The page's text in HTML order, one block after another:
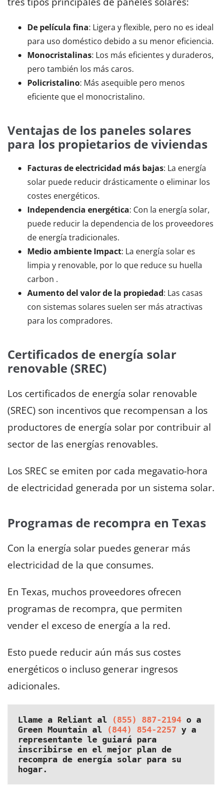
De película fina: Ligera y flexible, pero no es ideal
para uso doméstico debido a su menor eficiencia.
Monocristalinas: Los más eficientes y duraderos,
pero también los más caros.
Policristalino: Más asequible pero menos
eficiente que el monocristalino.
Ventajas de los paneles solares
para los propietarios de viviendas
Facturas de electricidad más bajas: La energía
solar puede reducir drásticamente o eliminar los
costes energéticos.
Independencia energética: Con la energía solar,
puede reducir la dependencia de los proveedores
de energía tradicionales.
Medio ambiente Impact: La energía solar es
limpia y renovable, por lo que reduce su huella
carbon .
Aumento del valor de la propiedad: Las casas
con sistemas solares suelen ser más atractivas
para los compradores.
Certificados de energía solar
renovable (SREC)
Los certificados de energía solar renovable
(SREC) son incentivos que recompensan a los
productores de energía solar por contribuir al
sector de las energías renovables.
Los SREC se emiten por cada megavatio-hora
de electricidad generada por un sistema solar.
Programas de recompra en Texas
Con la energía solar puedes generar más
electricidad de la que consumes.
En Texas, muchos proveedores ofrecen
programas de recompra, que permiten
vender el exceso de energía a la red.
Esto puede reducir aún más sus costes
energéticos o incluso generar ingresos
adicionales.
Llame a Reliant al (855) 887-2194 o a
Green Mountain al
(844) 854-2257 y a
representante le guiará para
inscribirse en el mejor plan de
recompra de energía solar para su
hogar.